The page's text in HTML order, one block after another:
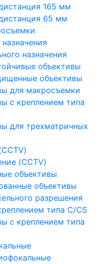
165 мм
65 мм
назначения
объективы
объективы
для макросъемки
с креплением типа
для трехматричных
(CCTV)
объективы
объективы
разрешения
типа C/CS
с креплением типа